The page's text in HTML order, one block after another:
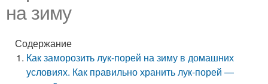
на зиму
Содержание
Как заморозить лук-порей на зиму в домашних
условиях. Как правильно хранить лук-порей —